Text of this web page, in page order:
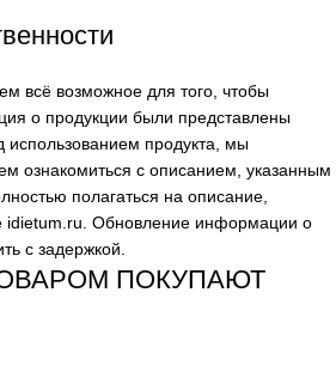
всё возможное для того, чтобы
о продукции были представлены
использованием продукта, мы
ознакомиться с описанием, указанным
полагаться на описание,
idietum.ru . Обновление информации о
с задержкой.
ПОКУПАЮТ